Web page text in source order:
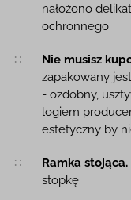
nałożono
ochronnego.
Nie musisz
zapakowany
- ozdobny,
logiem
estetyczny by
Ramka stojąca.
stopkę.